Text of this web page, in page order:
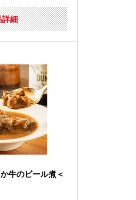
詳細
牛のビール煮＜